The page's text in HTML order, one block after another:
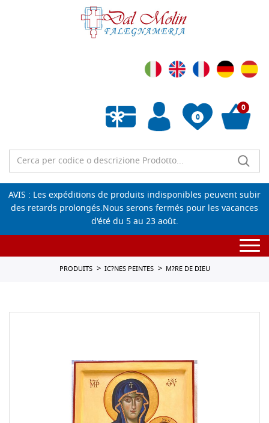
0
Liste de souhaits vide
0
AVIS : Les expéditions de produits indisponibles peuvent subir
des retards prolongés.Nous serons fermés pour les vacances
d'été du 5 au 23 août.
PRODUITS IC?NES PEINTES M?RE DE DIEU